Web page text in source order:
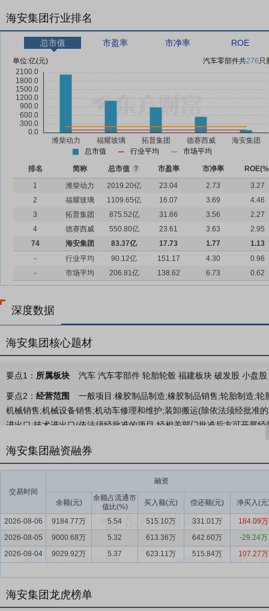
海安集团行业排名
总市值 市盈率 市净率 ROE
单位:亿(元) 汽车零部件共276只
总市值 行业平均 市场平均
排名 简称 总市值 ? 市盈率 市净率
1
潍柴动力 2019.20亿 23.04 2.73
3.27
2
福耀玻璃 1109.65亿 16.07 3.69
4.46
3
拓普集团 875.52亿 31.66 3.56
2.27
4
德赛西威 550.80亿 23.61 3.63
2.95
74
海安集团 83.37亿 17.73 1.77
1.13
-
行业平均 90.12亿 151.17 4.30
0.96
-
市场平均 206.81亿 138.62 6.73 0.62
深度数据
海安集团核心题材
要点1： 所属板块 汽车 汽车零部件 轮胎轮毂 福建板块 破发股 小盘
要点2： 经营范围
一般项目:橡胶制品制造;橡胶制品销售;轮胎制造;
机械销售;机械设备销售;机动车修理和维护;装卸搬运(除依法须经批准
进出口;技术进出口(依法须经批准的项目,经相关部门批准后方可开展
要点3：巨型工程轮胎研发、制造与销售
全钢巨胎是工程机械轮胎领域技术壁垒最高
升”与“国产替代”特征。 全球市场价值分析：根据国际权威研究机构
（报告编号：EMER-102068，2026年4月更新）相关数据，2024年
支出增加、大型矿卡替换周期来临及产品规格持续大型化驱动，预计
纯的数量扩张向高附加值、超大规格产品结构升级转变。 全球市场实
巨胎全球市场规模由2017年的16.7万条增长至2022年的21.5万条，
要点5：技术研发与产品优势
海安集团融资融券
交易时间
融资
余额(元)
余额占流通市
值比(%)
买入额(元) 偿还额(元) 净买入(元
2026-08-06 9184.77万 5.54 515.10万 331.01万
184.09万
2026-08-05
9000.68万 5.32 613.36万 642.60万
-29.24万
2026-08-04
9029.92万 5.37 623.11万 515.84万 107.27万
海安集团龙虎榜单